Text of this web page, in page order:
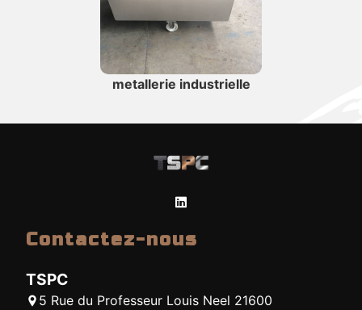
metallerie industrielle
Contactez-nous
TSPC
5 Rue du Professeur Louis Neel 21600